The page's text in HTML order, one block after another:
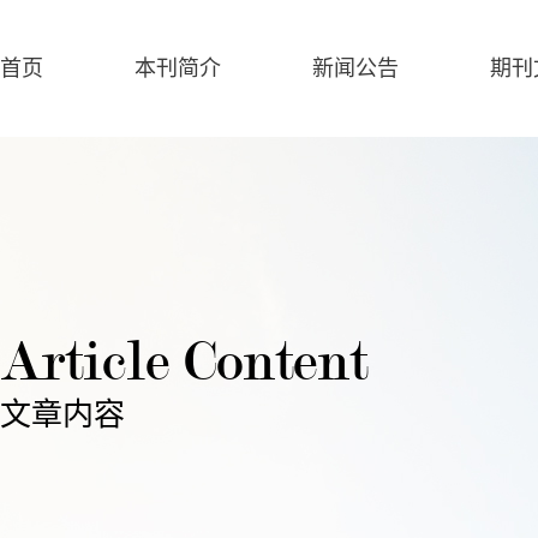
首页 本刊简介 新闻公告 期刊
Article Content
文章内容